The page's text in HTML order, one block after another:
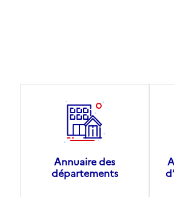
Voir la fiche
Source des données : Finess n° 500022249
Mis à jour le : 23/07/2026
Annuaire des
départements